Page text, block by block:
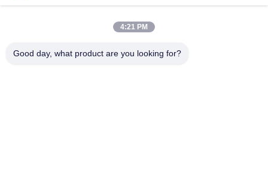
4:21 PM
Good day, what product are you looking for?